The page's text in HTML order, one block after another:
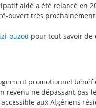
aidé a été relancé en
ouvert très
ouzou pour tout savoir de
promotionnel
revenu ne dépassant pas
aux Algériens